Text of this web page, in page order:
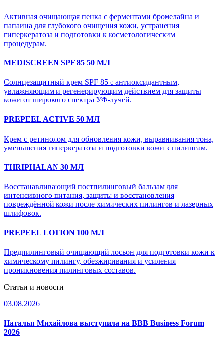
Активная очищающая пенка с ферментами бромелайна и
папаина для глубокого очищения кожи, устранения
гиперкератоза и подготовки к косметологическим
процедурам.
MEDISCREEN SPF 85 50 МЛ
Солнцезащитный крем SPF 85 с антиоксидантным,
увлажняющим и регенерирующим действием для защиты
кожи от широкого спектра УФ-лучей.
PREPEEL ACTIVE 50 МЛ
Крем с ретинолом для обновления кожи, выравнивания тона,
уменьшения гиперкератоза и подготовки кожи к пилингам.
THRIPHALAN 30 МЛ
Восстанавливающий постпилинговый бальзам для
интенсивного питания, защиты и восстановления
повреждённой кожи после химических пилингов и лазерных
шлифовок.
PREPEEL LOTION 100 МЛ
Предпилинговый очищающий лосьон для подготовки кожи к
химическому пилингу, обезжиривания и усиления
проникновения пилинговых составов.
Статьи и новости
03.08.2026
Наталья Михайлова выступила на BBB Business Forum
2026